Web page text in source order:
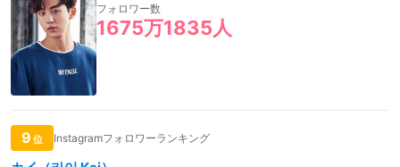
フォロワー数
1675万1835人
9 位 Instagramフォロワーランキング